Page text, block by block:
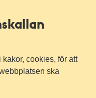
cookies, för att
ska